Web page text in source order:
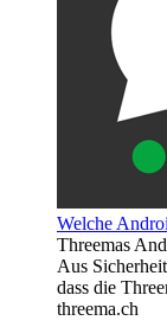
Welche
Threemas
Aus
dass die
threema.ch